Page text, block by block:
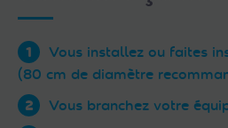
Vous installez ou faites
(80 cm de diamètre
Vous branchez votre